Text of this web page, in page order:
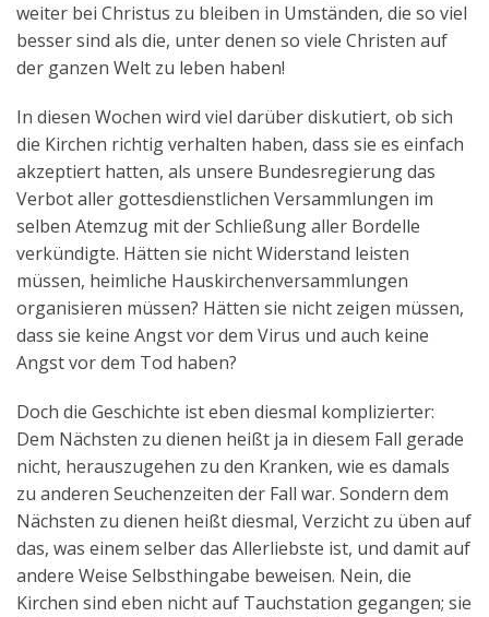
weiter bei Christus zu bleiben in Umständen, die so viel
besser sind als die, unter denen so viele Christen auf
der ganzen Welt zu leben haben!
In diesen Wochen wird viel darüber diskutiert, ob sich
die Kirchen richtig verhalten haben, dass sie es einfach
akzeptiert hatten, als unsere Bundesregierung das
Verbot aller gottesdienstlichen Versammlungen im
selben Atemzug mit der Schließung aller Bordelle
verkündigte. Hätten sie nicht Widerstand leisten
müssen, heimliche Hauskirchenversammlungen
organisieren müssen? Hätten sie nicht zeigen müssen,
dass sie keine Angst vor dem Virus und auch keine
Angst vor dem Tod haben?
Doch die Geschichte ist eben diesmal komplizierter:
Dem Nächsten zu dienen heißt ja in diesem Fall gerade
nicht, herauszugehen zu den Kranken, wie es damals
zu anderen Seuchenzeiten der Fall war. Sondern dem
Nächsten zu dienen heißt diesmal, Verzicht zu üben auf
das, was einem selber das Allerliebste ist, und damit auf
andere Weise Selbsthingabe beweisen. Nein, die
Kirchen sind eben nicht auf Tauchstation gegangen; sie